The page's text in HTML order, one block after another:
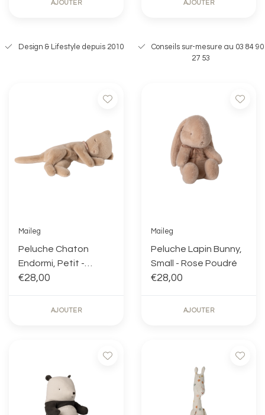
AJOUTER AJOUTER
Design & Lifestyle depuis 2010
Conseils sur-mesure au 03 84 90
27 53
Maileg
Peluche Chaton
Endormi, Petit -
Crème Pêche
€28,00
AJOUTER
Maileg
Peluche Lapin Bunny,
Small - Rose Poudré
€28,00
AJOUTER